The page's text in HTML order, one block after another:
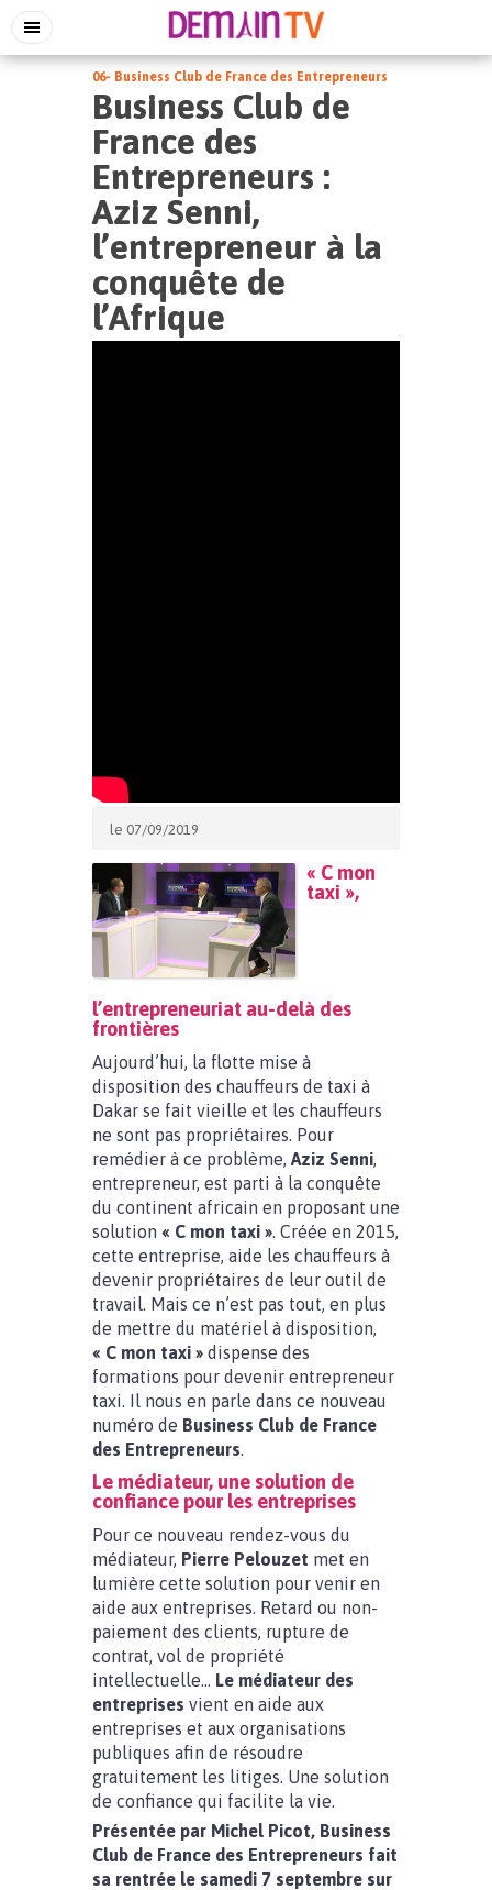
06- Business Club de France des Entrepreneurs
Business Club de
France des
Entrepreneurs :
Aziz Senni,
l’entrepreneur à la
conquête de
l’Afrique
le 07/09/2019
« C mon
taxi »,
l’entrepreneuriat au-delà des
frontières
Aujourd’hui, la flotte mise à
disposition des chauffeurs de taxi à
Dakar se fait vieille et les chauffeurs
ne sont pas propriétaires. Pour
remédier à ce problème, Aziz Senni,
entrepreneur, est parti à la conquête
du continent africain en proposant une
solution « C mon taxi ». Créée en 2015,
cette entreprise, aide les chauffeurs à
devenir propriétaires de leur outil de
travail. Mais ce n’est pas tout, en plus
de mettre du matériel à disposition,
« C mon taxi » dispense des
formations pour devenir entrepreneur
taxi. Il nous en parle dans ce nouveau
numéro de Business Club de France
des Entrepreneurs.
Le médiateur, une solution de
confiance pour les entreprises
Pour ce nouveau rendez-vous du
médiateur, Pierre Pelouzet met en
lumière cette solution pour venir en
aide aux entreprises. Retard ou non-
paiement des clients, rupture de
contrat, vol de propriété
intellectuelle… Le médiateur des
entreprises vient en aide aux
entreprises et aux organisations
publiques afin de résoudre
gratuitement les litiges. Une solution
de confiance qui facilite la vie.
Présentée par Michel Picot, Business
Club de France des Entrepreneurs fait
sa rentrée le samedi 7 septembre sur